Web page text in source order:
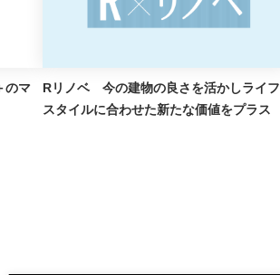
Rリノベ 今の建物の良さを活かしライフ
スタイルに合わせた新たな価値をプラス